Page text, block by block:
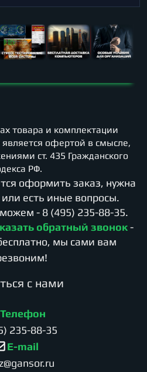
товара и комплектации
является офертой в смысле,
ст. 435 Гражданского
РФ.
оформить заказ, нужна
есть иные вопросы.
- 8 (495) 235-88-35.
обратный звонок -
мы сами вам
с нами
Телефон
235-88-35
E-mail